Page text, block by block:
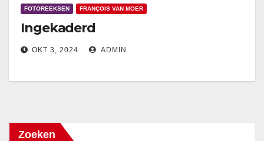
FOTOREEKSEN FRANÇOIS VAN MOER
Ingekaderd
OKT 3, 2024 ADMIN
Zoeken